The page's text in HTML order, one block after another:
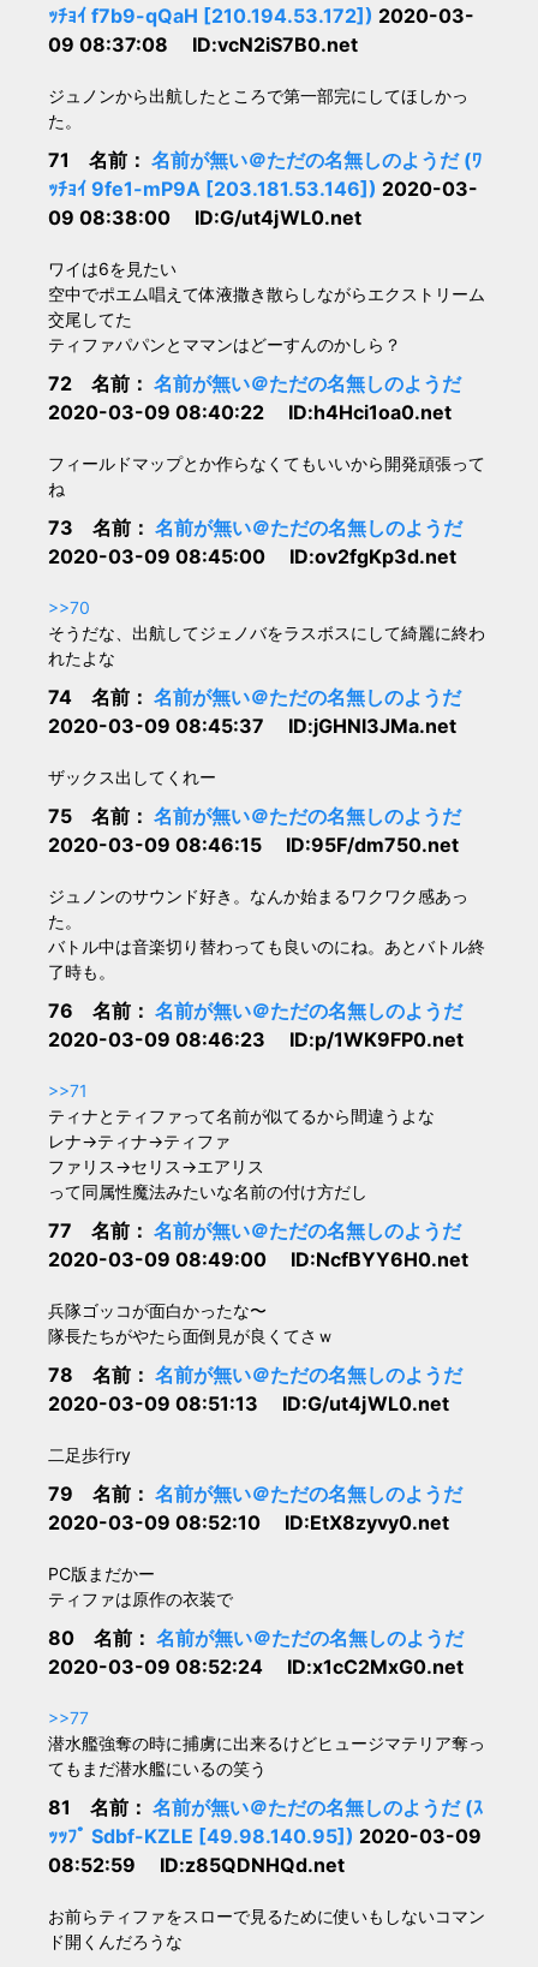
ｯﾁｮｲ f7b9-qQaH [210.194.53.172]) 2020-03-
09 08:37:08 ID:vcN2iS7B0.net
ジュノンから出航したところで第一部完にしてほしかっ
た。
71 名前： 名前が無い＠ただの名無しのようだ (ﾜ
ｯﾁｮｲ 9fe1-mP9A [203.181.53.146]) 2020-03-
09 08:38:00 ID:G/ut4jWL0.net
ワイは6を見たい
空中でポエム唱えて体液撒き散らしながらエクストリーム
交尾してた
ティファパパンとママンはどーすんのかしら？
72 名前： 名前が無い＠ただの名無しのようだ
2020-03-09 08:40:22 ID:h4Hci1oa0.net
フィールドマップとか作らなくてもいいから開発頑張って
ね
73 名前： 名前が無い＠ただの名無しのようだ
2020-03-09 08:45:00 ID:ov2fgKp3d.net
>>70
そうだな、出航してジェノバをラスボスにして綺麗に終わ
れたよな
74 名前： 名前が無い＠ただの名無しのようだ
2020-03-09 08:45:37 ID:jGHNl3JMa.net
ザックス出してくれー
75 名前： 名前が無い＠ただの名無しのようだ
2020-03-09 08:46:15 ID:95F/dm750.net
ジュノンのサウンド好き。なんか始まるワクワク感あっ
た。
バトル中は音楽切り替わっても良いのにね。あとバトル終
了時も。
76 名前： 名前が無い＠ただの名無しのようだ
2020-03-09 08:46:23 ID:p/1WK9FP0.net
>>71
ティナとティファって名前が似てるから間違うよな
レナ→ティナ→ティファ
ファリス→セリス→エアリス
って同属性魔法みたいな名前の付け方だし
77 名前： 名前が無い＠ただの名無しのようだ
2020-03-09 08:49:00 ID:NcfBYY6H0.net
兵隊ゴッコが面白かったな〜
隊長たちがやたら面倒見が良くてさｗ
78 名前： 名前が無い＠ただの名無しのようだ
2020-03-09 08:51:13 ID:G/ut4jWL0.net
二足歩行ry
79 名前： 名前が無い＠ただの名無しのようだ
2020-03-09 08:52:10 ID:EtX8zyvy0.net
PC版まだかー
ティファは原作の衣装で
80 名前： 名前が無い＠ただの名無しのようだ
2020-03-09 08:52:24 ID:x1cC2MxG0.net
>>77
潜水艦強奪の時に捕虜に出来るけどヒュージマテリア奪っ
てもまだ潜水艦にいるの笑う
81 名前： 名前が無い＠ただの名無しのようだ (ｽ
ｯｯﾌﾟ Sdbf-KZLE [49.98.140.95]) 2020-03-09
08:52:59 ID:z85QDNHQd.net
お前らティファをスローで見るために使いもしないコマン
ド開くんだろうな